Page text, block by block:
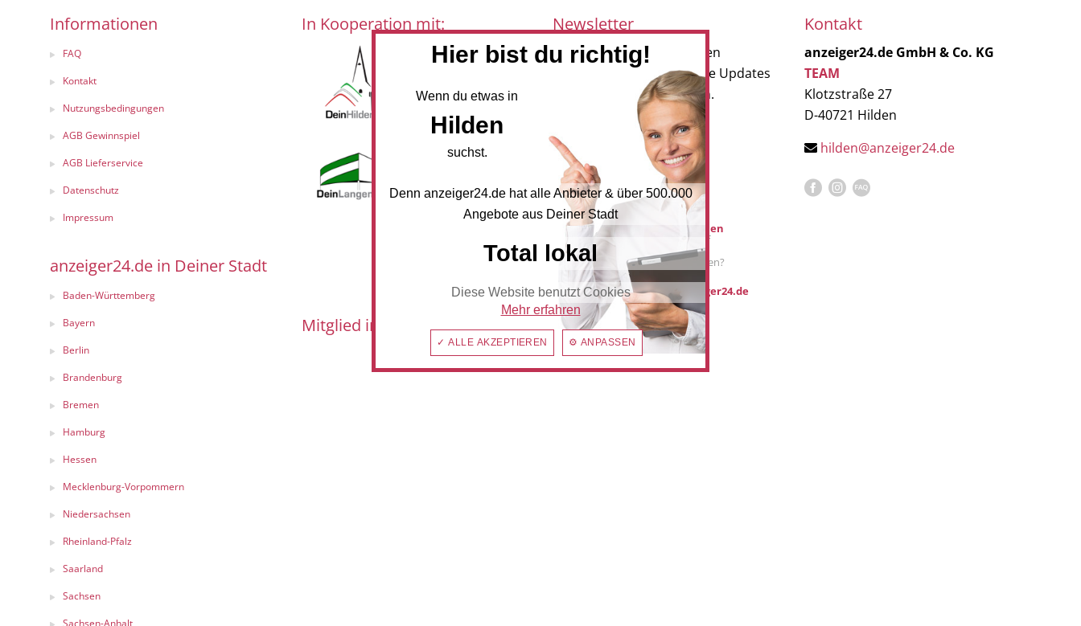
Informationen
FAQ
Kontakt
Nutzungsbedingungen
AGB Gewinnspiel
AGB Lieferservice
Datenschutz
Impressum
anzeiger24.de in Deiner Stadt
Baden-Württemberg
Bayern
Berlin
Brandenburg
Bremen
Hamburg
Hessen
Mecklenburg-Vorpommern
Niedersachsen
Rheinland-Pfalz
Saarland
Sachsen
Sachsen-Anhalt
In Kooperation mit:
Mitglied im:
Newsletter
Melden Sie sich für unseren
Newsletter an, um neueste Updates
und Angebote zu erhalten.
NEWSLETTER BESTELLEN
Mediadaten
Werbung buchen
Sie möchten auf
anzeiger24.de
Werbung schalten?
hilden@anzeiger24.de
Kontakt
anzeiger24.de GmbH & Co. KG
TEAM
Klotzstraße 27
D-40721 Hilden
hilden@anzeiger24.de
Hier bist du richtig!
Wenn du etwas in
Hilden
suchst.
Denn anzeiger24.de hat alle Anbieter & über 500.000
Angebote aus Deiner Stadt
Total lokal
Diese Website benutzt Cookies
Mehr erfahren
✓ ALLE AKZEPTIEREN ⚙ ANPASSEN